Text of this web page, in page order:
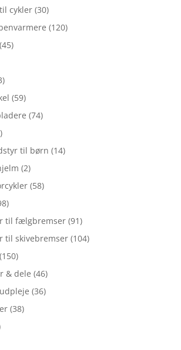
cykler (30)
(120)
(45)
(59)
(74)
til børn (14)
(2)
(58)
til fælgbremser (91)
til skivebremser (104)
(150)
& dele (46)
(36)
(38)